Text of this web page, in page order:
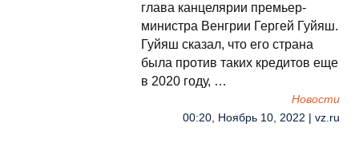
глава канцелярии премьер-
министра Венгрии Гергей Гуйяш.
Гуйяш сказал, что его страна
была против таких кредитов еще
в 2020 году, …
Новости
00:20, Ноябрь 10, 2022 | vz.ru